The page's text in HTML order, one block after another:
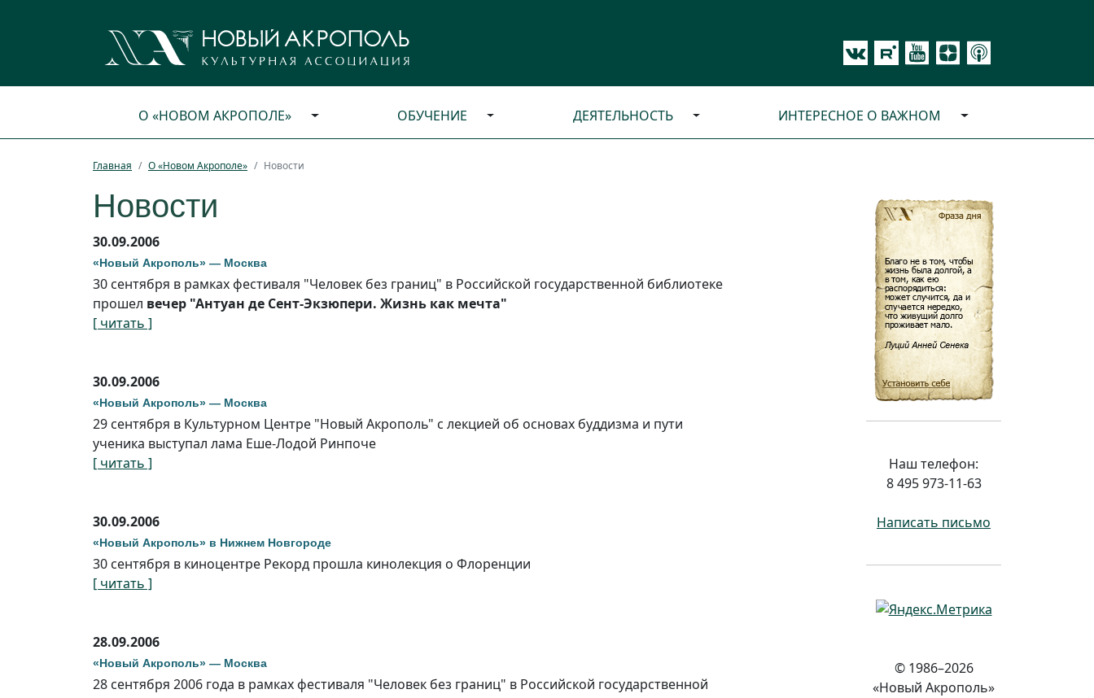
О «НОВОМ АКРОПОЛЕ» ОБУЧЕНИЕ ДЕЯТЕЛЬНОСТЬ ИНТЕРЕСНОЕ О ВАЖНОМ
Главная О «Новом Акрополе» Новости
Новости
30.09.2006
«Новый Акрополь» — Москва
30 сентября в рамках фестиваля "Человек без границ" в Российской государственной библиотеке
прошел вечер "Антуан де Сент-Экзюпери. Жизнь как мечта"
[ читать ]
30.09.2006
«Новый Акрополь» — Москва
29 сентября в Культурном Центре "Новый Акрополь" с лекцией об основах буддизма и пути
ученика выступал лама Еше-Лодой Ринпоче
[ читать ]
30.09.2006
«Новый Акрополь» в Нижнем Новгороде
30 сентября в киноцентре Рекорд прошла кинолекция о Флоренции
[ читать ]
28.09.2006
«Новый Акрополь» — Москва
28 сентября 2006 года в рамках фестиваля "Человек без границ" в Российской государственной
Наш телефон:
8 495 973-11-63
Написать письмо
© 1986–2026
«Новый Акрополь»